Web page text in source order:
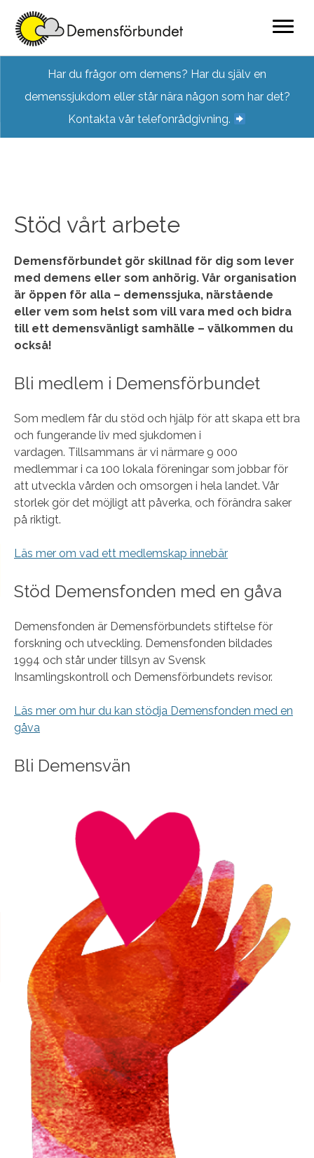
content
Har du frågor om demens? Har du själv en
demenssjukdom eller står nära någon som har det?
Kontakta vår telefonrådgivning.
Stöd vårt arbete
Demensförbundet gör skillnad för dig som lever
med demens eller som anhörig. Vår organisation
är öppen för alla – demenssjuka, närstående
eller vem som helst som vill vara med och bidra
till ett demensvänligt samhälle – välkommen du
också!
Bli medlem i Demensförbundet
Som medlem får du stöd och hjälp för att skapa ett bra
och fungerande liv med sjukdomen i
vardagen. Tillsammans är vi närmare 9 000
medlemmar i ca 100 lokala föreningar som jobbar för
att utveckla vården och omsorgen i hela landet. Vår
storlek gör det möjligt att påverka, och förändra saker
på riktigt.
Läs mer om vad ett medlemskap innebär
Stöd Demensfonden med en gåva
Demensfonden är Demensförbundets stiftelse för
forskning och utveckling. Demensfonden bildades
1994 och står under tillsyn av Svensk
Insamlingskontroll och Demensförbundets revisor.
Läs mer om hur du kan stödja Demensfonden med en
gåva
Bli Demensvän